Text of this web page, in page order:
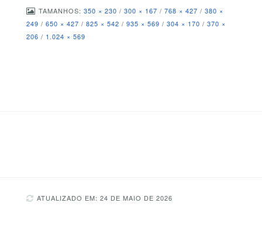
TAMANHOS: 350 × 230 / 300 × 167 / 768 × 427 / 380 ×
249 / 650 × 427 / 825 × 542 / 935 × 569 / 304 × 170 / 370 ×
206 / 1.024 × 569
ATUALIZADO EM: 24 DE MAIO DE 2026